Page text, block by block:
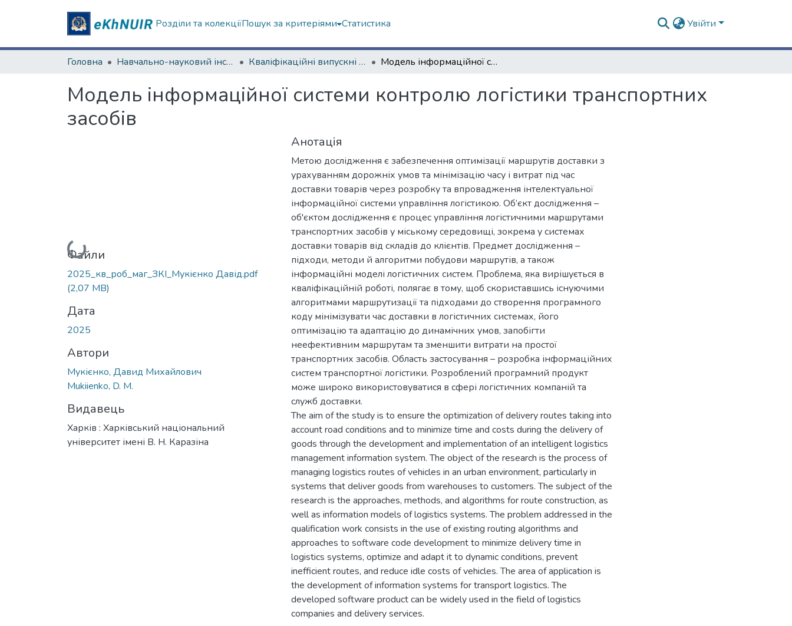
Розділи та колекціїПошук за критеріями Статистика Увійти
Головна Навчально-науковий інститут комп'ютерних наук та штучного інтелекту Кваліфікаційні випускні роботи магістрів. Навчально-науковий інститут комп'ютерних наук та штучного інтелекту Модель інформаційної системи контролю логістики транспортних засобів
Модель інформаційної системи контролю логістики транспортних
засобів
Вантажиться...
Файли
2025_кв_роб_маг_ЗКІ_Мукієнко Давід.pdf
(2,07 MB)
Дата
2025
Автори
Мукієнко, Давид Михайлович
Mukiienko, D. M.
Видавець
Харків : Харківський національний
університет імені В. Н. Каразіна
Анотація
Метою дослідження є забезпечення оптимізації маршрутів доставки з
урахуванням дорожніх умов та мінімізацію часу і витрат під час
доставки товарів через розробку та впровадження інтелектуальної
інформаційної системи управління логістикою. Об’єкт дослідження –
об'єктом дослідження є процес управління логістичними маршрутами
транспортних засобів у міському середовищі, зокрема у системах
доставки товарів від складів до клієнтів. Предмет дослідження –
підходи, методи й алгоритми побудови маршрутів, а також
інформаційні моделі логістичних систем. Проблема, яка вирішується в
кваліфікаційній роботі, полягає в тому, щоб скориставшись існуючими
алгоритмами маршрутизації та підходами до створення програмного
коду мінімізувати час доставки в логістичних системах, його
оптимізацію та адаптацію до динамічних умов, запобігти
неефективним маршрутам та зменшити витрати на простої
транспортних засобів. Область застосування – розробка інформаційних
систем транспортної логістики. Розроблений програмний продукт
може широко використовуватися в сфері логістичних компаній та
служб доставки.
The aim of the study is to ensure the optimization of delivery routes taking into
account road conditions and to minimize time and costs during the delivery of
goods through the development and implementation of an intelligent logistics
management information system. The object of the research is the process of
managing logistics routes of vehicles in an urban environment, particularly in
systems that deliver goods from warehouses to customers. The subject of the
research is the approaches, methods, and algorithms for route construction, as
well as information models of logistics systems. The problem addressed in the
qualification work consists in the use of existing routing algorithms and
approaches to software code development to minimize delivery time in
logistics systems, optimize and adapt it to dynamic conditions, prevent
inefficient routes, and reduce idle costs of vehicles. The area of application is
the development of information systems for transport logistics. The
developed software product can be widely used in the field of logistics
companies and delivery services.